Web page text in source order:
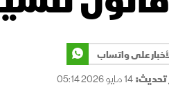
على واتساب
تحديث:14 مايو 2026 05:14